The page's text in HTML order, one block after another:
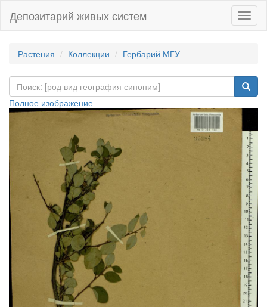
Депозитарий живых систем
Растения Коллекции Гербарий МГУ
Полное изображение